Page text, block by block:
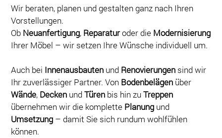
Wir beraten, planen und gestalten ganz nach Ihren
Vorstellungen.
Ob Neuanfertigung, Reparaturoder die Modernisierung
Ihrer Möbel – wir setzen Ihre Wünsche individuell um.
Auch bei Innenausbauten und Renovierungen sind wir
Ihr zuverlässiger Partner. Von Bodenbelägen über
Wände, Decken undTüren bis hin zuTreppen
übernehmen wir die komplette Planung und
Umsetzung – damit Sie sich rundum wohlfühlen
können.